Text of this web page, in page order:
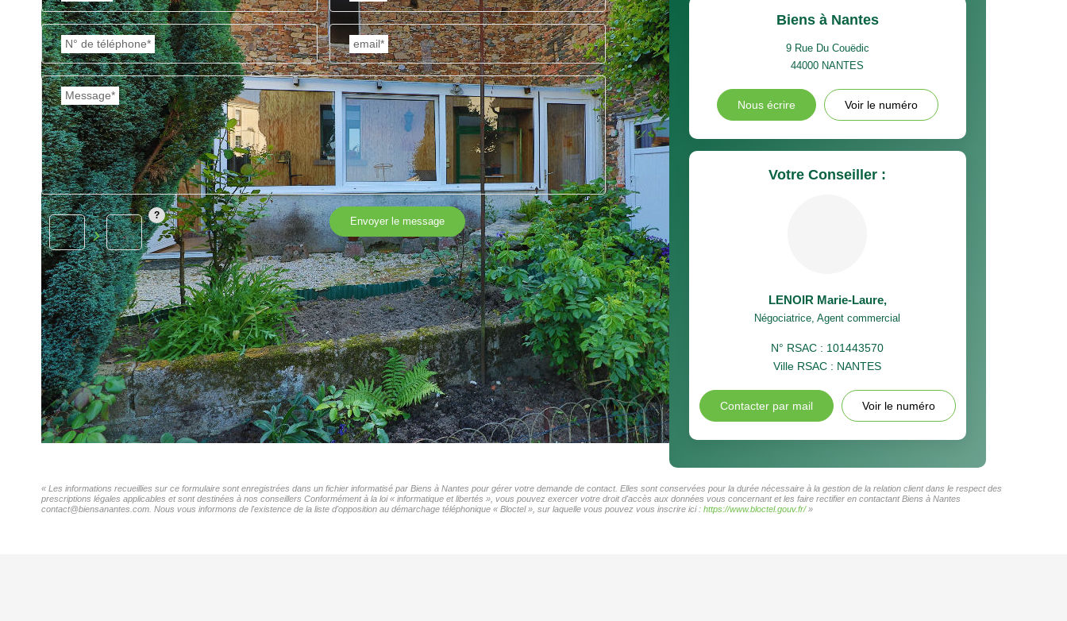
N° de téléphone* email*
Message*
Envoyer le message
Biens à Nantes
9 Rue Du Couëdic
44000 NANTES
Nous écrire Voir le numéro
Votre Conseiller :
LENOIR Marie-Laure,
Négociatrice, Agent commercial
N° RSAC : 101443570
Ville RSAC : NANTES
Contacter par mail Voir le numéro
« Les informations recueillies sur ce formulaire sont enregistrées dans un fichier informatisé par Biens à Nantes pour gérer votre demande de contact. Elles sont conservées pour la durée nécessaire à la gestion de la relation client dans le respect des
prescriptions légales applicables et sont destinées à nos conseillers Conformément à la loi « informatique et libertés », vous pouvez exercer votre droit d'accès aux données vous concernant et les faire rectifier en contactant Biens à Nantes
contact@biensanantes.com. Nous vous informons de l'existence de la liste d'opposition au démarchage téléphonique « Bloctel », sur laquelle vous pouvez vous inscrire ici : https://www.bloctel.gouv.fr/»